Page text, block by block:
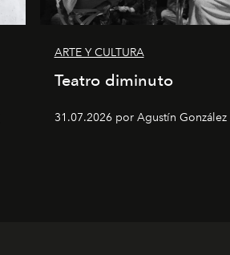
ARTE Y CULTURA
Teatro diminuto
31.07.2026 por Agustín González